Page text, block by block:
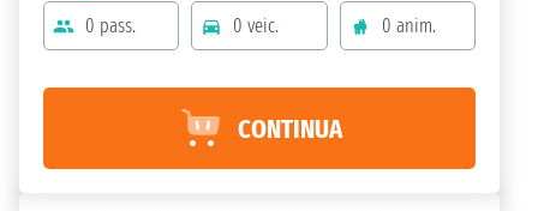
0 pass. 0 veic. 0 anim.
CONTINUA